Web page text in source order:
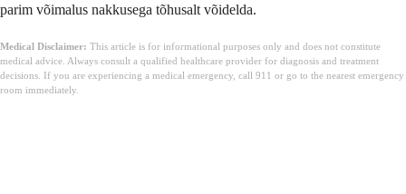
parim võimalus nakkusega tõhusalt võidelda.
Medical Disclaimer: This article is for informational purposes only and does not constitute
medical advice. Always consult a qualified healthcare provider for diagnosis and treatment
decisions. If you are experiencing a medical emergency, call 911 or go to the nearest emergency
room immediately.